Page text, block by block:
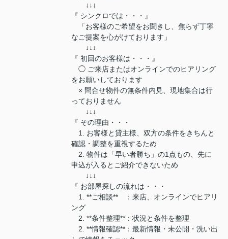
↓↓↓
『 シンクロでは・・・』
「お客様のご希望をお聞きし、焦らず丁寧
なご提案を心がけております」
↓↓↓
『 初回のお客様は・・・』
◯ ご来店またはオンラインでのヒアリング
をお願いしております
× 問合せ物件の無条件内見、現地集合は行
っておりません
↓↓↓
『 その理由・・・
1. お客様と貸主様、双方の条件をきちんと
確認・調整を重視するため
2. 物件は「早い者勝ち」の1点もの、先に
申込が入るとご紹介できないため
↓↓↓
『 お部屋探しの流れは・・・
1. **ご相談** ：来店、オンラインでヒアリ
ング
2. **条件整理**：状況と条件を整理
2. **情報確認**：最新情報・未公開・洗い出